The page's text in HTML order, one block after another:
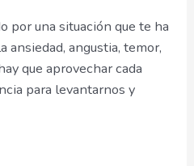
por una situación que te ha
ansiedad, angustia, temor,
que aprovechar cada
para levantarnos y